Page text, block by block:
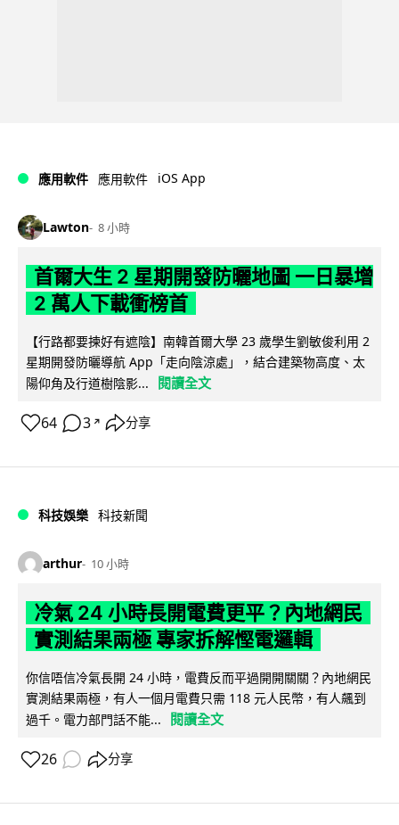
應用軟件 應用軟件 iOS App
Lawton 8 小時
首爾大生 2 星期開發防曬地圖 一日暴增
2 萬人下載衝榜首
【行路都要揀好有遮陰】南韓首爾大學 23 歲學生劉敏俊利用 2
星期開發防曬導航 App「走向陰涼處」，結合建築物高度、太
陽仰角及行道樹陰影...
閱讀全文
64 3 ↗ 分享
科技娛樂 科技新聞
arthur 10 小時
冷氣 24 小時長開電費更平？內地網民
實測結果兩極 專家拆解慳電邏輯
你信唔信冷氣長開 24 小時，電費反而平過開開關關？內地網民
實測結果兩極，有人一個月電費只需 118 元人民幣，有人飆到
過千。電力部門話不能...
閱讀全文
26 分享